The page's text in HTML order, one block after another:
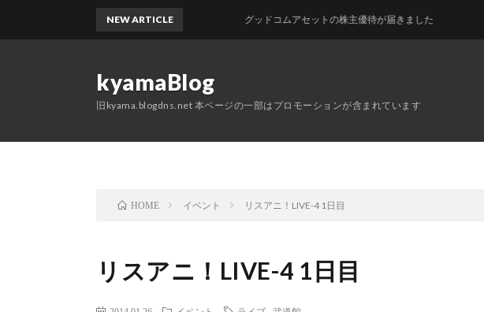
kyamaBlog
旧kyama.blogdns.net 本ページの一部はプロモーションが含まれています
NEW ARTICLE グッドコムアセットの株主優待が届きました
HOME イベント リスアニ！LIVE-4 1日目
リスアニ！LIVE-4 1日目